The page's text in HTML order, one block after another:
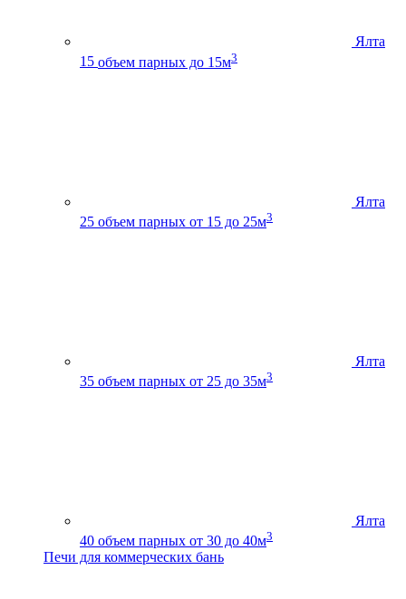
Ялта
15 объем парных до 15м3
Ялта
25 объем парных от 15 до 25м3
Ялта
35 объем парных от 25 до 35м3
Ялта
40 объем парных от 30 до 40м3
Печи для коммерческих бань